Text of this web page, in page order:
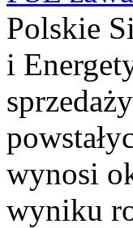
Polskie
i
wynosi
wyniku